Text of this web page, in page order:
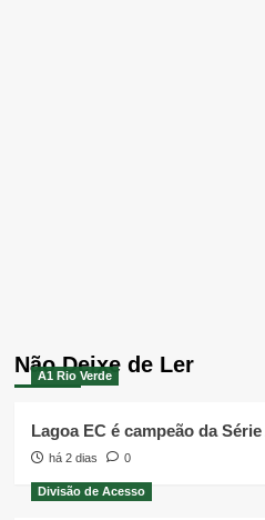
Não Deixe de Ler
A1 Rio Verde
Lagoa EC é campeão da
há 2 dias 0
Divisão de Acesso